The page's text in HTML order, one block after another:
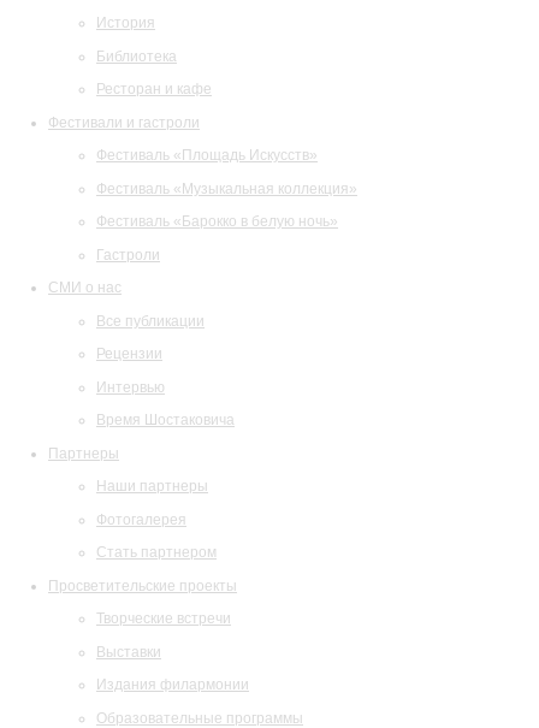
История
Библиотека
Ресторан и кафе
Фестивали и гастроли
Фестиваль «Площадь Искусств»
Фестиваль «Музыкальная коллекция»
Фестиваль «Барокко в белую ночь»
Гастроли
СМИ о нас
Все публикации
Рецензии
Интервью
Время Шостаковича
Партнеры
Наши партнеры
Фотогалерея
Стать партнером
Просветительские проекты
Творческие встречи
Выставки
Издания филармонии
Образовательные программы